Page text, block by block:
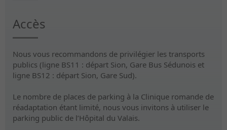
Accès
Nous vous recommandons de privilégier les transports
publics (ligne BS11 : départ Sion, Gare Bus Sédunois et
ligne BS12 : départ Sion, Gare Sud).
Le nombre de places de parking à la Clinique romande de
réadaptation étant limité, nous vous invitons à utiliser le
parking public de l’Hôpital du Valais.